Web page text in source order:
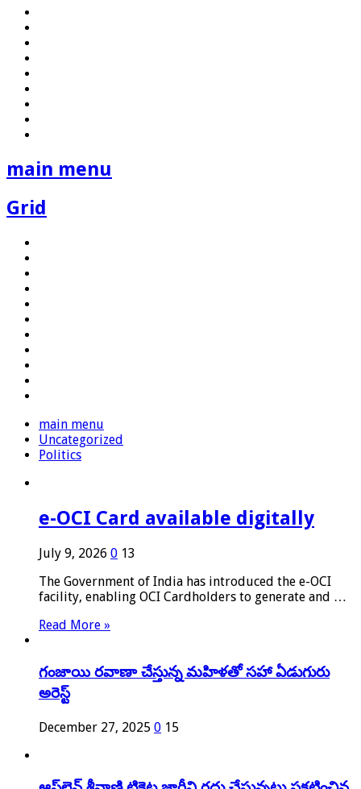
main menu
Grid
main menu
Uncategorized
Politics
e-OCI Card available digitally
July 9, 2026 0 13
The Government of India has introduced the e-OCI
facility, enabling OCI Cardholders to generate and …
Read More »
గంజాయి రవాణా చేస్తున్న మహిళతో సహా ఏడుగురు
అరెస్ట్
December 27, 2025 0 15